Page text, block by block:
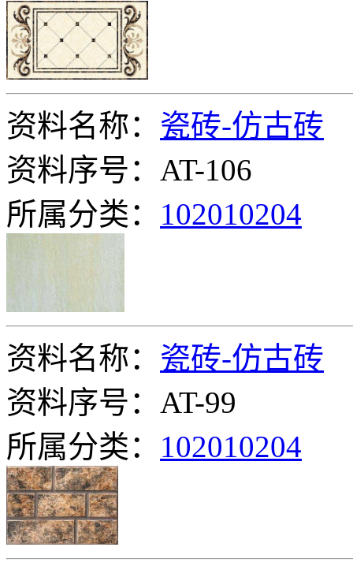
资料名称： 瓷砖-仿古砖
资料序号：AT-106
所属分类： 102010204
资料名称： 瓷砖-仿古砖
资料序号：AT-99
所属分类： 102010204